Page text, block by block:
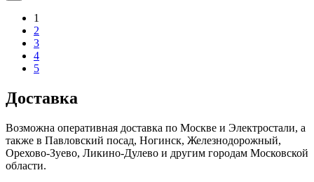
1
2
3
4
5
Доставка
Возможна оперативная доставка по Москве и Электростали, а
также в Павловский посад, Ногинск, Железнодорожный,
Орехово-Зуево, Ликино-Дулево и другим городам Московской
области.